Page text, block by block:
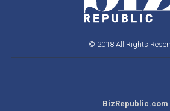
© 2018 All Rights
BizRepublic.com